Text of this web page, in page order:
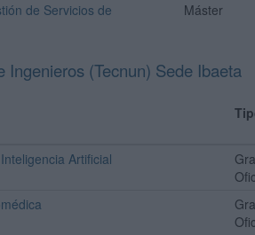
de Servicios de
Máster
Ingenieros (Tecnun) Sede Ibaeta
Artificial